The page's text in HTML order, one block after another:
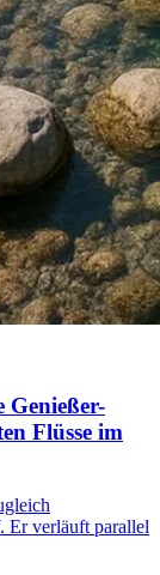
Genießer-
Flüsse im
Er verläuft parallel